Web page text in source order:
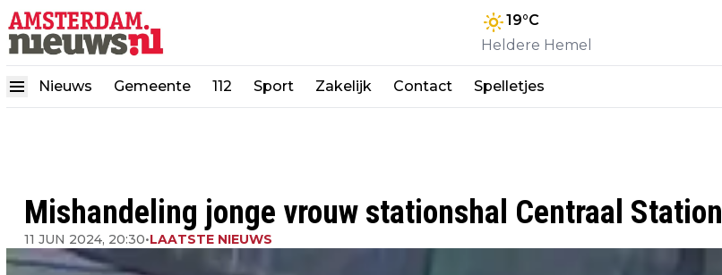
19°C
Heldere Hemel
Nieuws Gemeente 112 Sport Zakelijk Contact Spelletjes
Mishandeling jonge vrouw stationshal Centraal Station
11 JUN 2024, 20:30•LAATSTE NIEUWS